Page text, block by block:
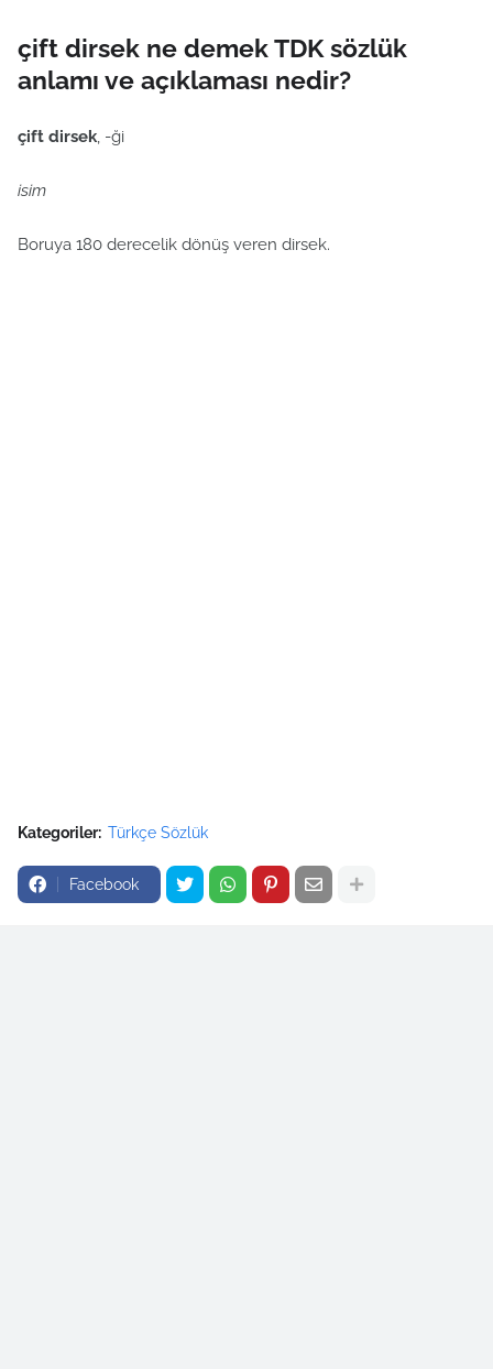
çift dirsek ne demek TDK sözlük
anlamı ve açıklaması nedir?
çift dirsek, -ği
isim
Boruya 180 derecelik dönüş veren dirsek.
Kategoriler: Türkçe Sözlük
Facebook